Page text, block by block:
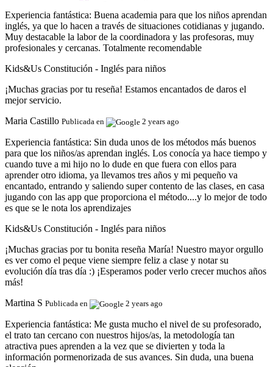
Experiencia fantástica: Buena academia para que los niños aprendan
inglés, ya que lo hacen a través de situaciones cotidianas y jugando.
Muy destacable la labor de la coordinadora y las profesoras, muy
profesionales y cercanas. Totalmente recomendable
Kids&Us Constitución - Inglés para niños
¡Muchas gracias por tu reseña! Estamos encantados de daros el
mejor servicio.
Maria Castillo Publicada en 2 years ago
Experiencia fantástica: Sin duda unos de los métodos más buenos
para que los niños/as aprendan inglés. Los conocía ya hace tiempo y
cuando tuve a mi hijo no lo dude en que fuera con ellos para
aprender otro idioma, ya llevamos tres años y mi pequeño va
encantado, entrando y saliendo super contento de las clases, en casa
jugando con las app que proporciona el método....y lo mejor de todo
es que se le nota los aprendizajes
Kids&Us Constitución - Inglés para niños
¡Muchas gracias por tu bonita reseña María! Nuestro mayor orgullo
es ver como el peque viene siempre feliz a clase y notar su
evolución día tras día :) ¡Esperamos poder verlo crecer muchos años
más!
Martina S Publicada en 2 years ago
Experiencia fantástica: Me gusta mucho el nivel de su profesorado,
el trato tan cercano con nuestros hijos/as, la metodología tan
atractiva pues aprenden a la vez que se divierten y toda la
información pormenorizada de sus avances. Sin duda, una buena